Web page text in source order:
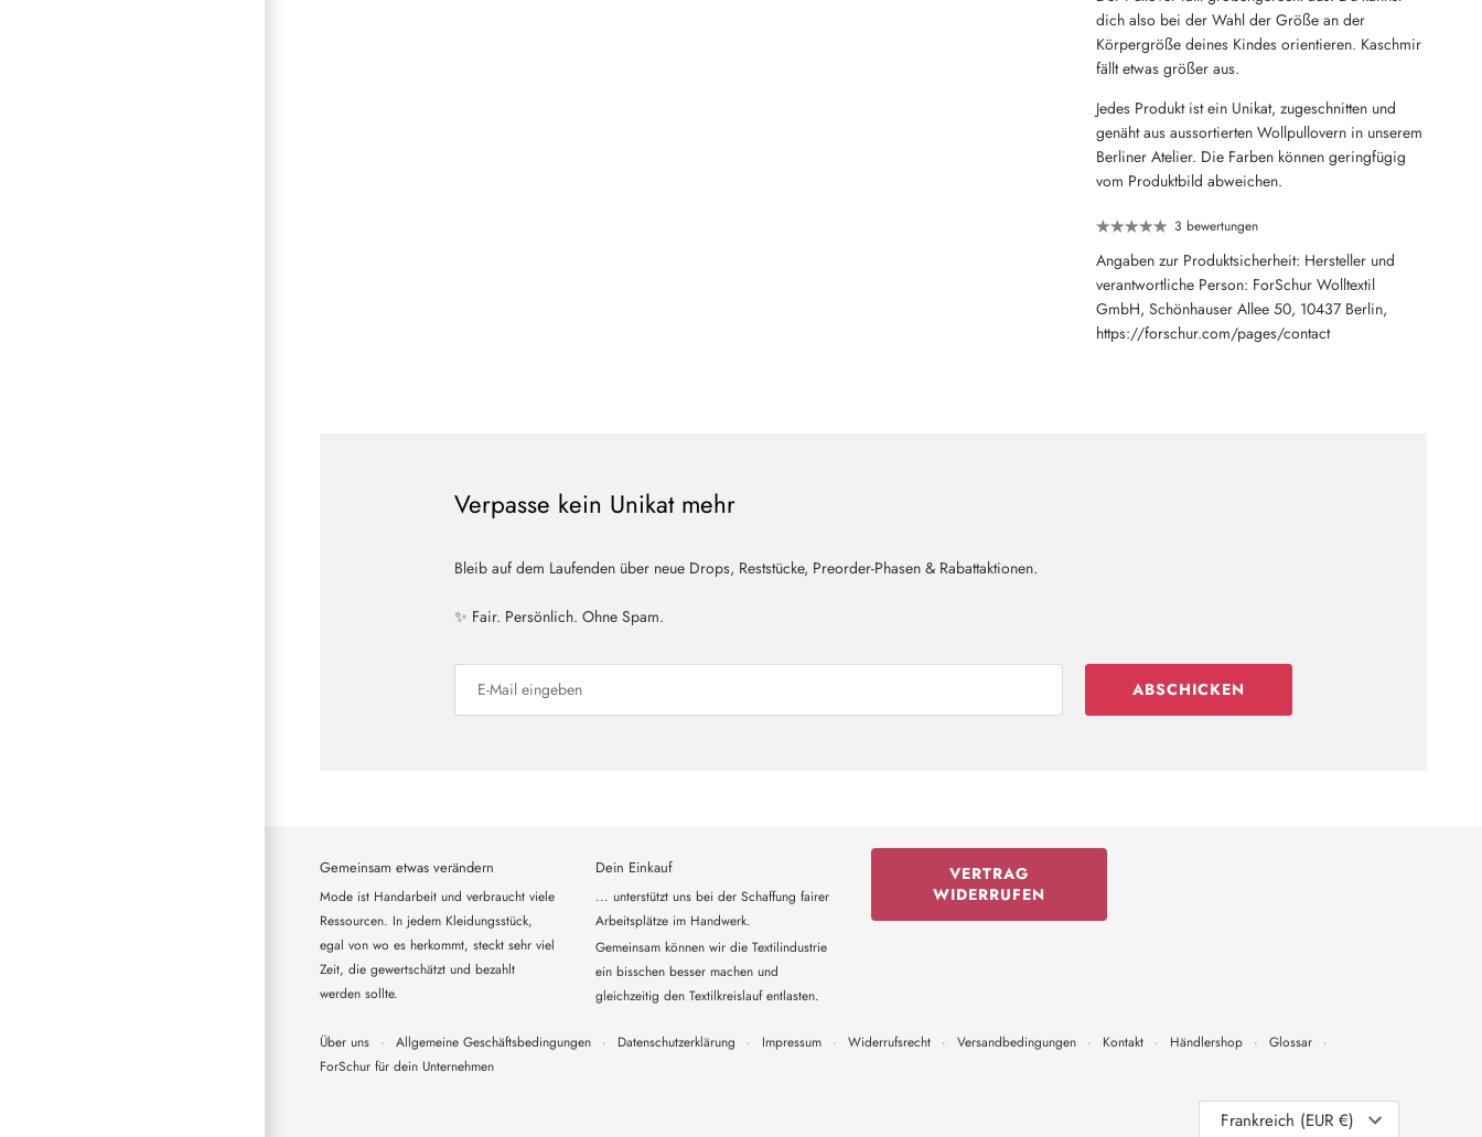
dich also bei der Wahl der Größe an der
Körpergröße deines Kindes orientieren. Kaschmir
fällt etwas größer aus.
Jedes Produkt ist ein Unikat, zugeschnitten und
genäht aus aussortierten Wollpullovern in unserem
Berliner Atelier. Die Farben können geringfügig
vom Produktbild abweichen.
3 bewertungen
Angaben zur Produktsicherheit: Hersteller und
verantwortliche Person: ForSchur Wolltextil
GmbH, Schönhauser Allee 50, 10437 Berlin,
https://forschur.com/pages/contact
Verpasse kein Unikat mehr
Bleib auf dem Laufenden über neue Drops, Reststücke, Preorder-Phasen & Rabattaktionen.
✨ Fair. Persönlich. Ohne Spam.
ABSCHICKEN
Gemeinsam etwas verändern
Mode ist Handarbeit und verbraucht viele
Ressourcen. In jedem Kleidungsstück,
egal von wo es herkommt, steckt sehr viel
Zeit, die gewertschätzt und bezahlt
werden sollte.
Dein Einkauf
... unterstützt uns bei der Schaffung fairer
Arbeitsplätze im Handwerk.
Gemeinsam können wir die Textilindustrie
ein bisschen besser machen und
gleichzeitig den Textilkreislauf entlasten.
VERTRAG
WIDERRUFEN
Über uns · Allgemeine Geschäftsbedingungen · Datenschutzerklärung · Impressum · Widerrufsrecht · Versandbedingungen · Kontakt · Händlershop · Glossar
·
ForSchur für dein Unternehmen
WährungFrankreich (EUR €)